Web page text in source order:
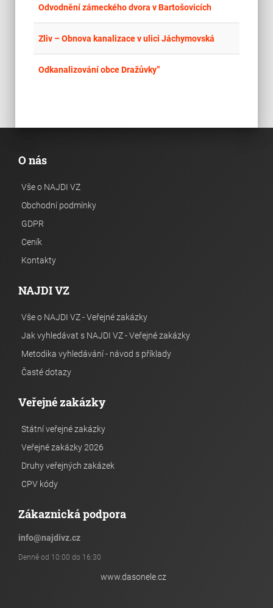
Odvodnění zámeckého dvora v Bartošovicích
Zliv – Obnova kanalizace v ulici Jáchymovská
Odkanalizování obce Dražůvky”
O nás
Vše o NAJDI VZ
Obchodní podmínky
GDPR
Ceník
Kontakty
NAJDI VZ
Vše o NAJDI VZ - Veřejné zakázky
Jak vyhledávat s NAJDI VZ - Veřejné zakázky
Metodika vyhledávání - návod s příklady
Časté dotazy
Veřejné zakázky
Státní veřejné zakázky
Veřejné zakázky 2026
Druhy veřejných zakázek
CPV kódy
Zákaznická podpora
info@najdivz.cz
Denně od 10:00 do 16:30
www.dasonele.cz